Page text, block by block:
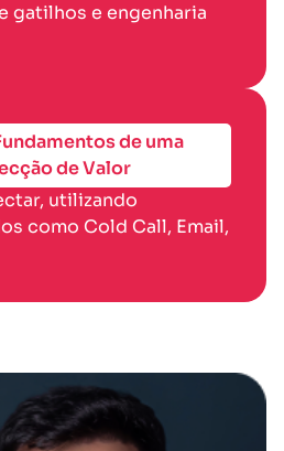
gatilhos e engenharia
de uma
de Valor
utilizando
como Cold Call, Email,